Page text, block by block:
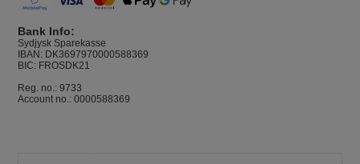
Bank Info:
Sydjysk Sparekasse
IBAN: DK3697970000588369
BIC: FROSDK21
Reg. no.: 9733
Account no.: 0000588369